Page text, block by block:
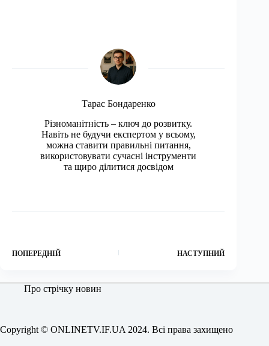
Тарас Бондаренко
Різноманітність – ключ до розвитку.
Навіть не будучи експертом у всьому,
можна ставити правильні питання,
використовувати сучасні інструменти
та щиро ділитися досвідом
ПОПЕРЕДНІЙ НАСТУПНИЙ
Про стрічку новин
Copyright © ONLINETV.IF.UA 2024. Всі права захищено